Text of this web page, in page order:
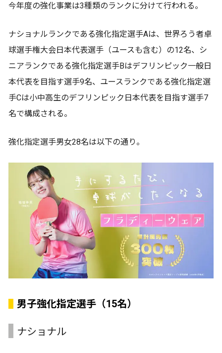
今年度の強化事業は3種類のランクに分けて行われる。
ナショナルランクである強化指定選手Aは、世界ろう者卓
球選手権大会日本代表選手（ユースも含む）の12名、シ
ニアランクである強化指定選手Bはデフリンピック一般日
本代表を目指す選手9名、ユースランクである強化指定選
手Cは小中高生のデフリンピック日本代表を目指す選手7
名で構成される。
強化指定選手男女28名は以下の通り。
男子強化指定選手（15名）
ナショナル